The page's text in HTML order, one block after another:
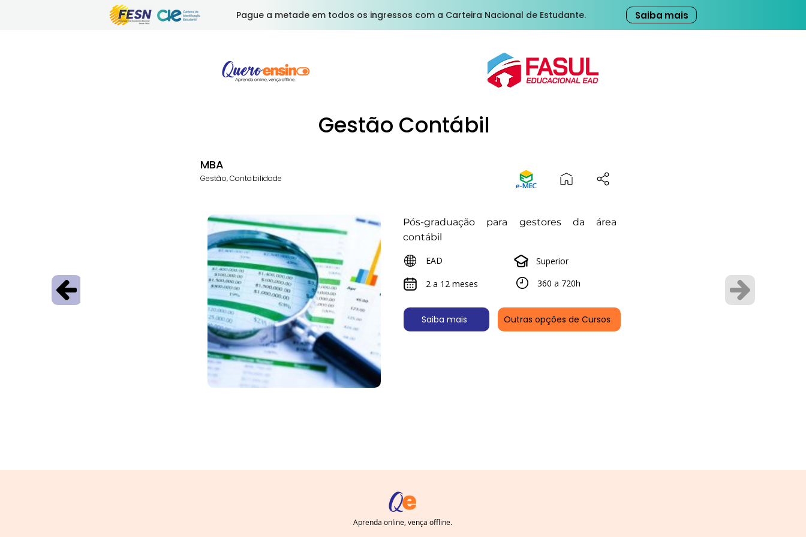
Pague a metade em todos os ingressos com a Carteira Nacional de Estudante. Saiba mais
Gestão Contábil
MBA
Gestão, Contabilidade
Pós-graduação para gestores da área
contábil
EAD
Superior
2 a 12 meses
360 a 720h
Saiba mais Outras opções de Cursos
Aprenda online, vença offline.